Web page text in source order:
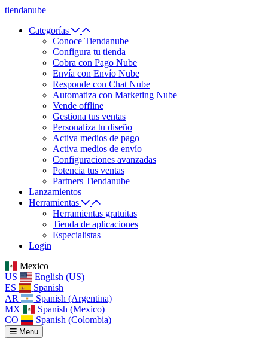
tiendanube
Categorías
Conoce Tiendanube
Configura tu tienda
Cobra con Pago Nube
Envía con Envío Nube
Responde con Chat Nube
Automatiza con Marketing Nube
Vende offline
Gestiona tus ventas
Personaliza tu diseño
Activa medios de pago
Activa medios de envío
Configuraciones avanzadas
Potencia tus ventas
Partners Tiendanube
Lanzamientos
Herramientas
Herramientas gratuitas
Tienda de aplicaciones
Especialistas
Login
Mexico
US
English (US)
ES
Spanish
AR
Spanish (Argentina)
MX
Spanish (Mexico)
CO
Spanish (Colombia)
Menu